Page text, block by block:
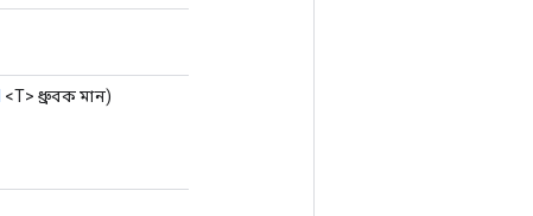
<T> ধ্রুবক মান)